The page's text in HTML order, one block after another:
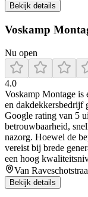
Bekijk details
Voskamp
Nu open
4.0
Voskamp Montage is
en dakdekkersbedrijf
Google rating van 5
betrouwbaarheid,
nazorg. Hoewel de
vereist bij brede
een hoog
Van
Bekijk details